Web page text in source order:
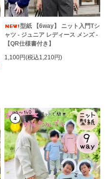
型紙 【6way】 ニット入門Tシ
ャツ - ジュニア レディース メンズ -
【QR仕様書付き】
1,100円(税込1,210円)
4